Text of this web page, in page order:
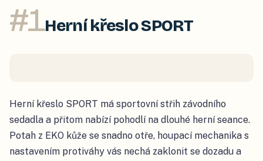
#1Herní křeslo SPORT
Herní křeslo SPORT má sportovní střih závodního
sedadla a přitom nabízí pohodlí na dlouhé herní seance.
Potah z EKO kůže se snadno otře, houpací mechanika s
nastavením protiváhy vás nechá zaklonit se dozadu a